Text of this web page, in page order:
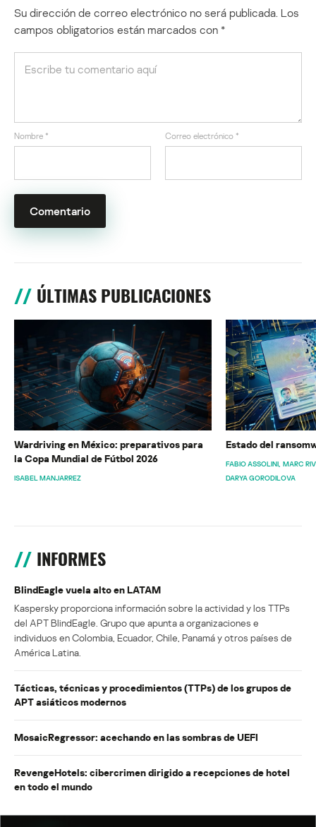
Su dirección de correo electrónico no será publicada. Los
campos obligatorios están marcados con *
Nombre * Correo electrónico *
ÚLTIMAS PUBLICACIONES
Wardriving en México: preparativos para
la Copa Mundial de Fútbol 2026
ISABEL MANJARREZ
Estado del
FABIO ASSOLINI MARC
DARYA GORODILOVA
INFORMES
BlindEagle vuela alto en LATAM
Kaspersky proporciona información sobre la actividad y los TTPs
del APT BlindEagle. Grupo que apunta a organizaciones e
individuos en Colombia, Ecuador, Chile, Panamá y otros países de
América Latina.
Tácticas, técnicas y procedimientos (TTPs) de los grupos de
APT asiáticos modernos
MosaicRegressor: acechando en las sombras de UEFI
RevengeHotels: cibercrimen dirigido a recepciones de hotel
en todo el mundo